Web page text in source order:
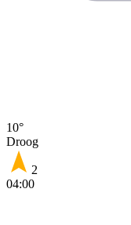
10°
Droog
2
04:00